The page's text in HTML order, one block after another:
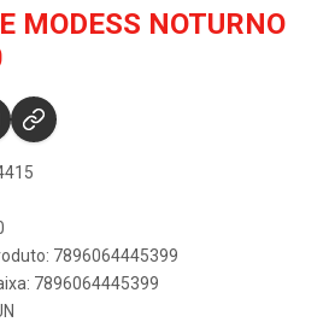
MODESS NOTURNO
7896064445399
7896064445399